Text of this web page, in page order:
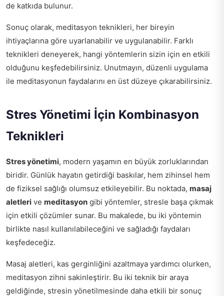
de katkıda bulunur.
Sonuç olarak, meditasyon teknikleri, her bireyin
ihtiyaçlarına göre uyarlanabilir ve uygulanabilir. Farklı
teknikleri deneyerek, hangi yöntemlerin sizin için en etkili
olduğunu keşfedebilirsiniz. Unutmayın, düzenli uygulama
ile meditasyonun faydalarını en üst düzeye çıkarabilirsiniz.
Stres Yönetimi İçin Kombinasyon
Teknikleri
Stres yönetimi, modern yaşamın en büyük zorluklarından
biridir. Günlük hayatın getirdiği baskılar, hem zihinsel hem
de fiziksel sağlığı olumsuz etkileyebilir. Bu noktada, masaj
aletleri ve meditasyon gibi yöntemler, stresle başa çıkmak
için etkili çözümler sunar. Bu makalede, bu iki yöntemin
birlikte nasıl kullanılabileceğini ve sağladığı faydaları
keşfedeceğiz.
Masaj aletleri, kas gerginliğini azaltmaya yardımcı olurken,
meditasyon zihni sakinleştirir. Bu iki teknik bir araya
geldiğinde, stresin yönetilmesinde daha etkili bir sonuç